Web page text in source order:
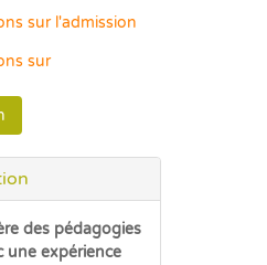
sur l'admission
sur
des pédagogies
une expérience